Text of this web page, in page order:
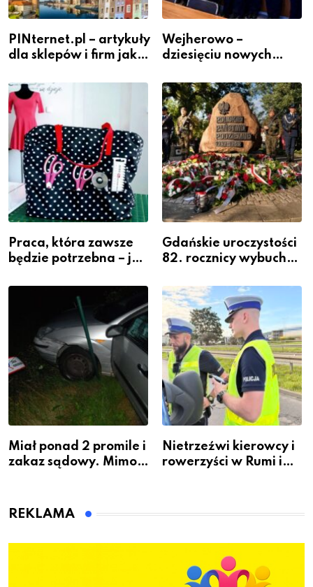
PINternet.pl – artykuły
dla sklepów i firm jako
widoczność
Wejherowo –
dziesięciu nowych
szeregach Komendy
Powiatowej
Praca, która zawsze
będzie potrzebna – jak
zawodem przyszłości i
gdzie się go nauczyć?
Gdańskie uroczystości
82. rocznicy wybuchu
Warszawskiego
Miał ponad 2 promile i
zakaz sądowy. Mimo
Bolszewie i uderzył w
Nietrzeźwi kierowcy i
rowerzyści w Rumi i
REKLAMA